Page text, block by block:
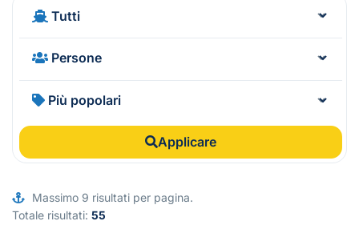
Applicare
Massimo 9 risultati per pagina.
Totale risultati: 55